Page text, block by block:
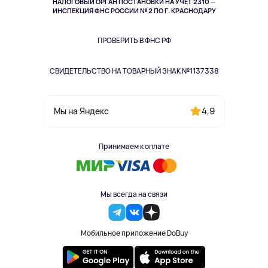
ИНСПЕКЦИЯ ФНС РОССИИ № 2 ПО Г. КРАСНОДАРУ
ПРОВЕРИТЬ В ФНС РФ
СВИДЕТЕЛЬСТВО НА ТОВАРНЫЙ ЗНАК №1137338
Мы на Яндекс 4,9
Принимаем к оплате
Мы всегда на связи
Мобильное приложение DoBuy
Здоровье питомцев
Одежда и аксессуары